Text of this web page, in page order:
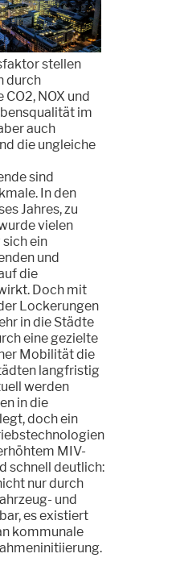
stellen
durch
NOX und
im
auch
die ungleiche
sind
In den
Jahres, zu
vielen
ein
und
die
Doch mit
Lockerungen
in die Städte
eine gezielte
Mobilität die
langfristig
werden
in die
doch ein
MIV-
schnell deutlich:
nur durch
und
es existiert
kommunale